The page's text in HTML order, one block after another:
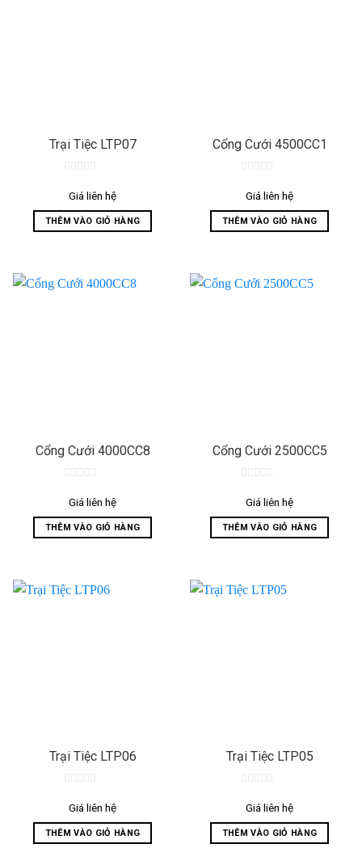
Trại Tiệc LTP07
out
5
Giá liên hệ
THÊM VÀO GIỎ HÀNG
Cổng Cưới 4500CC1
out
5
Giá liên hệ
THÊM VÀO GIỎ HÀNG
Cổng Cưới 4000CC8
out
5
Giá liên hệ
THÊM VÀO GIỎ HÀNG
Cổng Cưới 2500CC5
out
5
Giá liên hệ
THÊM VÀO GIỎ HÀNG
Trại Tiệc LTP06
out
5
Giá liên hệ
THÊM VÀO GIỎ HÀNG
Trại Tiệc LTP05
out
5
Giá liên hệ
THÊM VÀO GIỎ HÀNG